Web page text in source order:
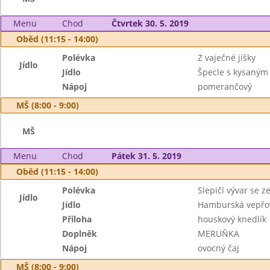
Menu Chod
Čtvrtek 30. 5. 2019
Oběd (11:15 - 14:00)
Jídlo
Polévka
Z vaječné jíšky
Jídlo
Špecle s
Nápoj
pomerančový
MŠ (8:00 - 9:00)
MŠ
Menu Chod
Pátek 31. 5. 2019
Oběd (11:15 - 14:00)
Jídlo
Polévka
Slepičí vývar se
Jídlo
Hamburská
Příloha
houskový knedlík
Doplněk
MERUŇKA
Nápoj
ovocný čaj
MŠ (8:00 - 9:00)